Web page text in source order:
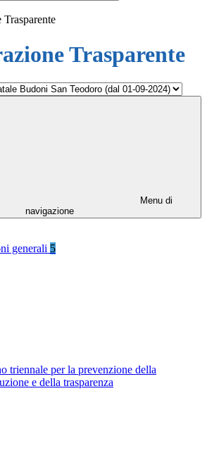
Trasparente
Menu di
navigazione
generali 5
triennale per la prevenzione della
e della trasparenza